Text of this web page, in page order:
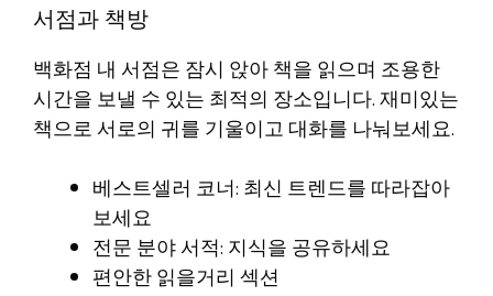
서점과 책방
백화점 내 서점은 잠시 앉아 책을 읽으며 조용한
시간을 보낼 수 있는 최적의 장소입니다. 재미있는
책으로 서로의 귀를 기울이고 대화를 나눠보세요.
베스트셀러 코너: 최신 트렌드를 따라잡아
보세요
전문 분야 서적: 지식을 공유하세요
편안한 읽을거리 섹션